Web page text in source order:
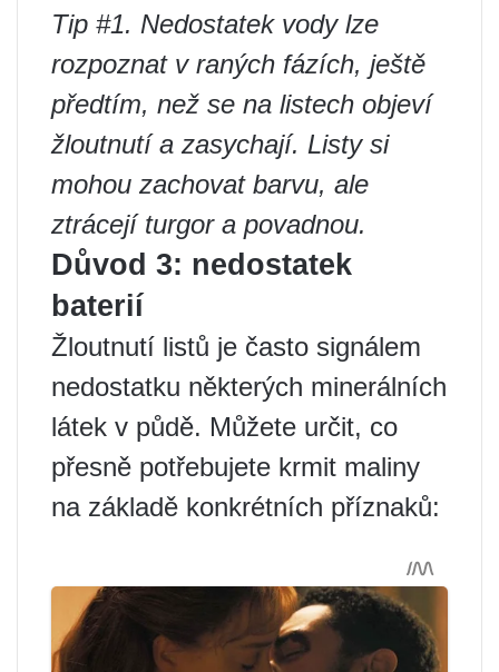
Tip #1. Nedostatek vody lze
rozpoznat v raných fázích, ještě
předtím, než se na listech objeví
žloutnutí a zasychají. Listy si
mohou zachovat barvu, ale
ztrácejí turgor a povadnou.
Důvod 3: nedostatek
baterií
Žloutnutí listů je často signálem
nedostatku některých minerálních
látek v půdě. Můžete určit, co
přesně potřebujete krmit maliny
na základě konkrétních příznaků: